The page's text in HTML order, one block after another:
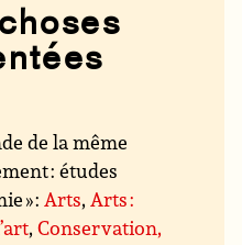
de la même
: études
» :Arts,Arts :
,Conservation,